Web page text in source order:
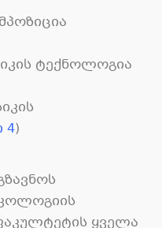
ტექნოლოგია
4)
ყველა